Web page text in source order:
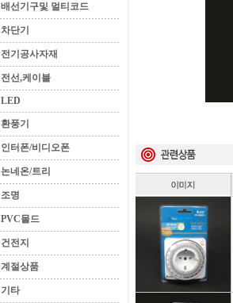
배선기구및 멀티코드
차단기
전기공사자재
전선,케이블
LED
환풍기
인터폰/비디오폰
논네온/트리
조명
PVC몰드
건전지
계절상품
기타